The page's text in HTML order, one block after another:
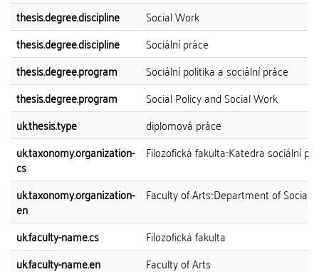
thesis.degree.discipline
Social Work
thesis.degree.discipline
Sociální práce
thesis.degree.program
Sociální politika a sociální práce
thesis.degree.program
Social Policy and Social Work
uk.thesis.type
diplomová práce
uk.taxonomy.organization-
cs
Filozofická fakulta::Katedra sociální
uk.taxonomy.organization-
en
Faculty of Arts::Department of Social
uk.faculty-name.cs
Filozofická fakulta
uk.faculty-name.en
Faculty of Arts